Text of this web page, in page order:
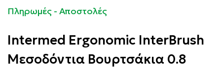
Πληρωμές - Αποστολές
Intermed Ergonomic InterBrush
Μεσοδόντια Βουρτσάκια 0.8